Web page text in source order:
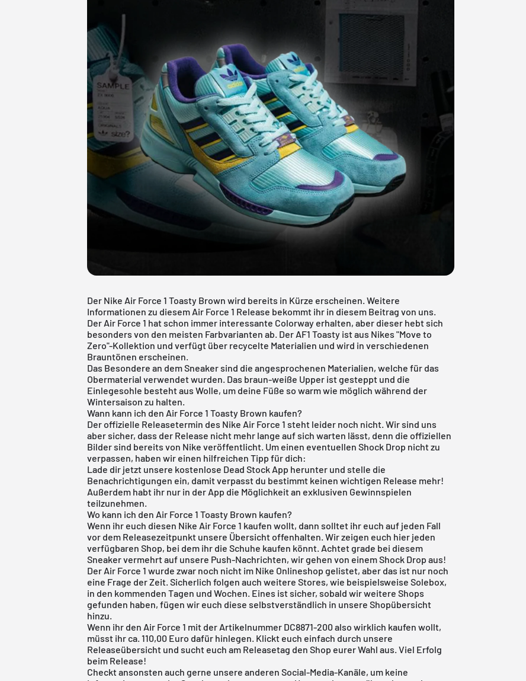
Der Nike Air Force 1 Toasty Brown wird bereits in Kürze erscheinen. Weitere
Informationen zu diesem Air Force 1 Release bekommt ihr in diesem Beitrag von uns.
Der Air Force 1 hat schon immer interessante Colorway erhalten, aber dieser hebt sich
besonders von den meisten Farbvarianten ab. Der AF1 Toasty ist aus Nikes "Move to
Zero"-Kollektion und verfügt über recycelte Materialien und wird in verschiedenen
Brauntönen erscheinen.
Das Besondere an dem Sneaker sind die angesprochenen Materialien, welche für das
Obermaterial verwendet wurden. Das braun-weiße Upper ist gesteppt und die
Einlegesohle besteht aus Wolle, um deine Füße so warm wie möglich während der
Wintersaison zu halten.
Wann kann ich den Air Force 1 Toasty Brown kaufen?
Der offizielle Releasetermin des Nike Air Force 1 steht leider noch nicht. Wir sind uns
aber sicher, dass der Release nicht mehr lange auf sich warten lässt, denn die offiziellen
Bilder sind bereits von Nike veröffentlicht. Um einen eventuellen Shock Drop nicht zu
verpassen, haben wir einen hilfreichen Tipp für dich:
Lade dir jetzt unsere kostenlose Dead Stock App herunter und stelle die
Benachrichtigungen ein, damit verpasst du bestimmt keinen wichtigen Release mehr!
Außerdem habt ihr nur in der App die Möglichkeit an exklusiven Gewinnspielen
teilzunehmen.
Wo kann ich den Air Force 1 Toasty Brown kaufen?
Wenn ihr euch diesen Nike Air Force 1 kaufen wollt, dann solltet ihr euch auf jeden Fall
vor dem Releasezeitpunkt unsere Übersicht offenhalten. Wir zeigen euch hier jeden
verfügbaren Shop, bei dem ihr die Schuhe kaufen könnt. Achtet grade bei diesem
Sneaker vermehrt auf unsere Push-Nachrichten, wir gehen von einem Shock Drop aus!
Der Air Force 1 wurde zwar noch nicht im Nike Onlineshop gelistet, aber das ist nur noch
eine Frage der Zeit. Sicherlich folgen auch weitere Stores, wie beispielsweiseSolebox,
in den kommenden Tagen und Wochen. Eines ist sicher, sobald wir weitere Shops
gefunden haben, fügen wir euch diese selbstverständlich in unsereShopübersicht
hinzu.
Wenn ihr den Air Force 1 mit der Artikelnummer DC8871-200 also wirklich kaufen wollt,
müsst ihr ca. 110,00 Euro dafür hinlegen. Klickt euch einfach durch unsere
Releaseübersicht und sucht euch am Releasetag den Shop eurer Wahl aus. Viel Erfolg
beim Release!
Checkt ansonsten auch gerne unsere anderen Social-Media-Kanäle, um keine